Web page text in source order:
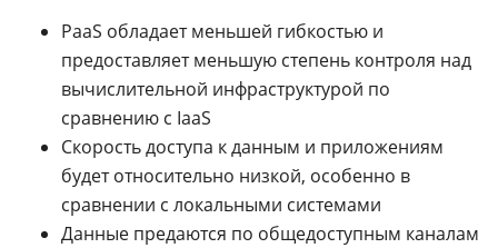
PaaS обладает меньшей гибкостью и
предоставляет меньшую степень контроля над
вычислительной инфраструктурой по
сравнению с IaaS
Скорость доступа к данным и приложениям
будет относительно низкой, особенно в
сравнении с локальными системами
Данные предаются по общедоступным каналам